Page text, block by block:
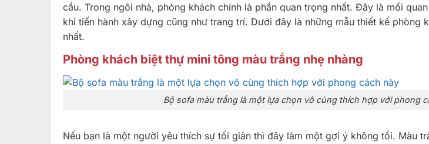
cầu. Trong ngôi nhà, phòng khách chính là phần quan trọng nhất. Đây là mối
khi tiến hành xây dựng cũng như trang trí. Dưới đây là những mẫu thiết kế phòng
nhất.
Phòng khách biệt thự mini tông màu trắng nhẹ nhàng
Bộ sofa màu trắng là một lựa chọn vô cùng thích hợp với phong
Nếu bạn là một người yêu thích sự tối giản thì đây làm một gợi ý không tồi. Màu